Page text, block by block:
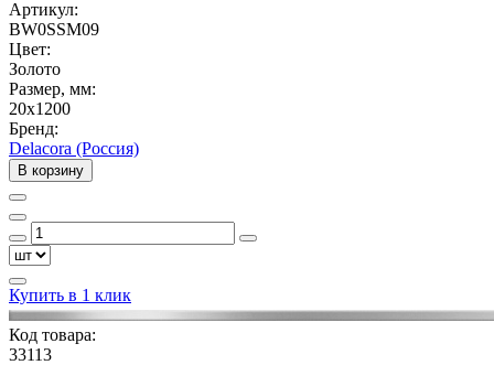
Артикул:
BW0SSM09
Цвет:
Золото
Размер, мм:
20x1200
Бренд:
Delacora (Россия)
В корзину
Купить в 1 клик
Код товара:
33113